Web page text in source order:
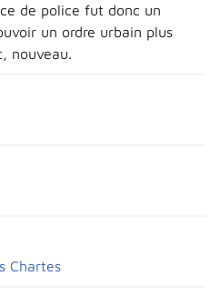
de police fut donc un
un ordre urbain plus
nouveau.
Chartes